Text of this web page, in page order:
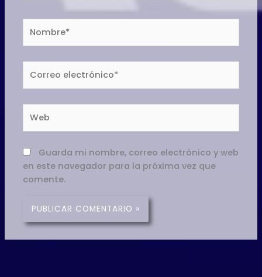
electrónico*
Guarda mi nombre, correo electrónico y web
en este navegador para la próxima vez que
comente.